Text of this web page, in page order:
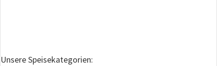
Unsere Speisekategorien: